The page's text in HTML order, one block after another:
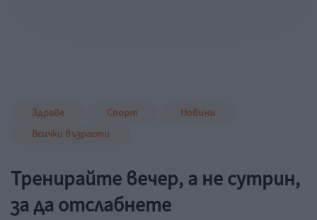
Здраве Спорт
Новини
Всички възрасти
Тренирайте вечер, а не сутрин,
за да отслабнете